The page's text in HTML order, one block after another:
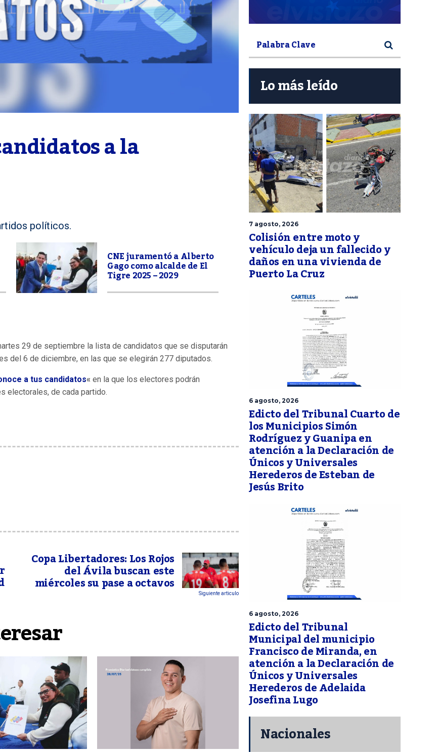
a la
políticos.
CNE juramentó a Alberto
Gago como alcalde de El
Tigre 2025 – 2029
29 de septiembre la lista de candidatos que se disputarán
del 6 de diciembre, en las que se elegirán 277 diputados.
a tus candidatos« en la que los electores podrán
electorales, de cada partido.
Copa Libertadores: Los Rojos
del Ávila buscan este
miércoles su pase a octavos Siguiente articulo
Lo más leído
7 agosto, 2026
Colisión entre moto y
vehículo deja un fallecido y
daños en una vivienda de
Puerto La Cruz
6 agosto, 2026
Edicto del Tribunal Cuarto de
los Municipios Simón
Rodríguez y Guanipa en
atención a la Declaración de
Únicos y Universales
Herederos de Esteban de
Jesús Brito
6 agosto, 2026
Edicto del Tribunal
Municipal del municipio
Francisco de Miranda, en
atención a la Declaración de
Únicos y Universales
Herederos de Adelaida
Josefina Lugo
Nacionales